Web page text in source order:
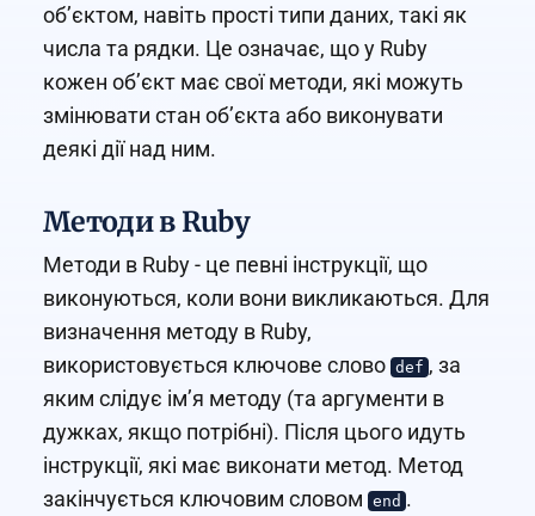
об’єктом, навіть прості типи даних, такі як
числа та рядки. Це означає, що у Ruby
кожен об’єкт має свої методи, які можуть
змінювати стан об’єкта або виконувати
деякі дії над ним.
Методи в Ruby
Методи в Ruby - це певні інструкції, що
виконуються, коли вони викликаються. Для
визначення методу в Ruby,
використовується ключове слово def , за
яким слідує ім’я методу (та аргументи в
дужках, якщо потрібні). Після цього идуть
інструкції, які має виконати метод. Метод
закінчується ключовим словом end .